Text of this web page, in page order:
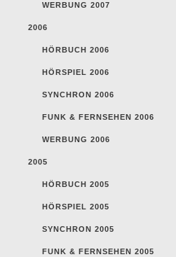
WERBUNG 2007
2006
HÖRBUCH 2006
HÖRSPIEL 2006
SYNCHRON 2006
FUNK & FERNSEHEN 2006
WERBUNG 2006
2005
HÖRBUCH 2005
HÖRSPIEL 2005
SYNCHRON 2005
FUNK & FERNSEHEN 2005